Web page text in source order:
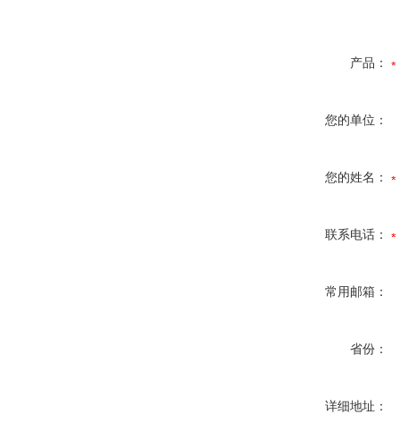
产品：
您的单位：
您的姓名：
联系电话：
常用邮箱：
省份：
详细地址：